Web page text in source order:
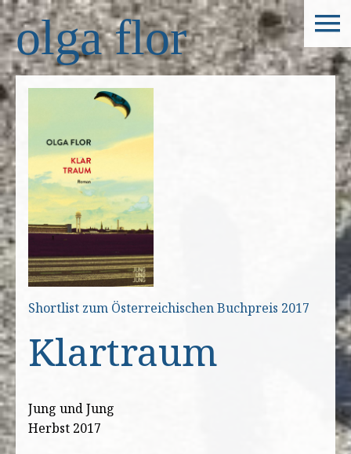
olga flor
Shortlist zum Österreichischen Buchpreis 2017
Klartraum
Jung und Jung
Herbst 2017